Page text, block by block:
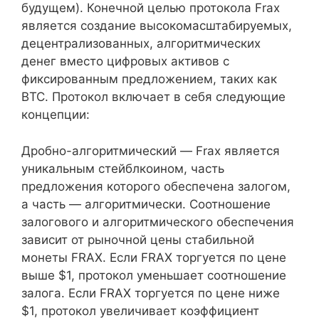
будущем). Конечной целью протокола Frax
является создание высокомасштабируемых,
децентрализованных, алгоритмических
денег вместо цифровых активов с
фиксированным предложением, таких как
BTC. Протокол включает в себя следующие
концепции:
Дробно-алгоритмический — Frax является
уникальным стейблкоином, часть
предложения которого обеспечена залогом,
а часть — алгоритмически. Соотношение
залогового и алгоритмического обеспечения
зависит от рыночной цены стабильной
монеты FRAX. Если FRAX торгуется по цене
выше $1, протокол уменьшает соотношение
залога. Если FRAX торгуется по цене ниже
$1, протокол увеличивает коэффициент